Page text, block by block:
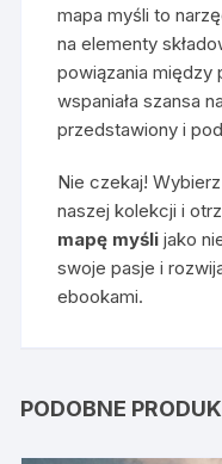
mapa myśli to
na elementy
powiązania między
wspaniała szansa
przedstawiony i
Nie czekaj!
naszej kolekcji i
mapę myślijako
swoje pasje i
ebookami.
PODOBNE